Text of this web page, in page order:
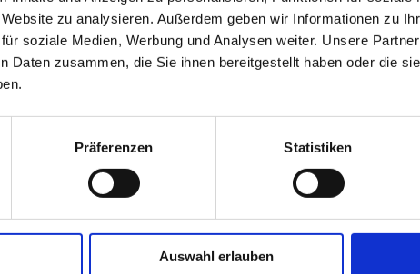
zu analysieren. Außerdem geben wir Informationen zu
soziale Medien, Werbung und Analysen weiter. Unsere
Daten zusammen, die Sie ihnen bereitgestellt haben oder die
Präferenzen Statistiken
Auswahl erlauben
der Badegäste. Der
Imbiss mit Umkleidebereich und
19386
+49